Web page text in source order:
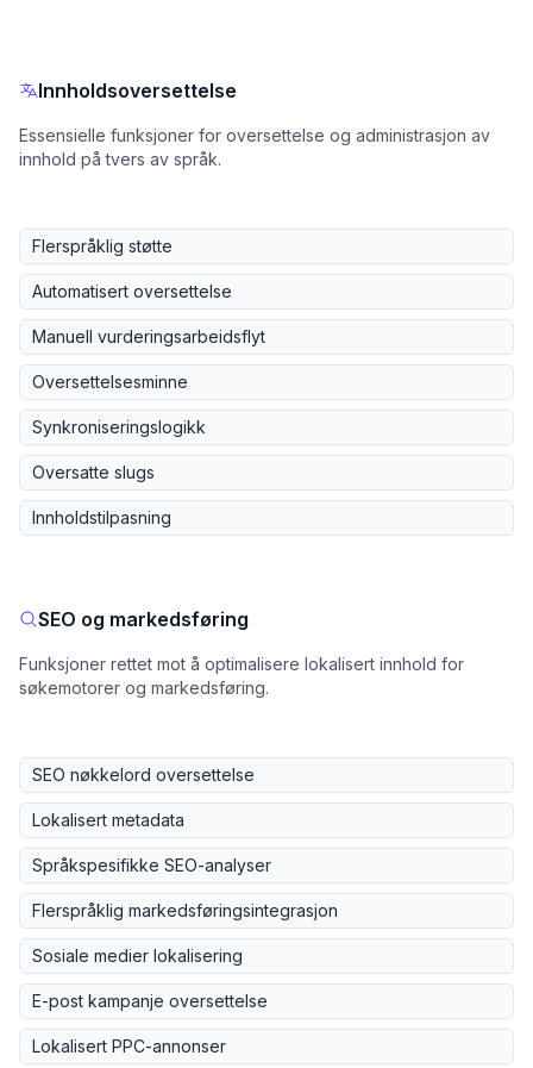
Innholdsoversettelse
Essensielle funksjoner for oversettelse og administrasjon av
innhold på tvers av språk.
Flerspråklig støtte
Automatisert oversettelse
Manuell vurderingsarbeidsflyt
Oversettelsesminne
Synkroniseringslogikk
Oversatte slugs
Innholdstilpasning
SEO og markedsføring
Funksjoner rettet mot å optimalisere lokalisert innhold for
søkemotorer og markedsføring.
SEO nøkkelord oversettelse
Lokalisert metadata
Språkspesifikke SEO-analyser
Flerspråklig markedsføringsintegrasjon
Sosiale medier lokalisering
E-post kampanje oversettelse
Lokalisert PPC-annonser